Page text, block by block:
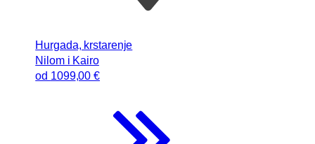
Hurgada, krstarenje
Nilom i Kairo
od 1099,00 €